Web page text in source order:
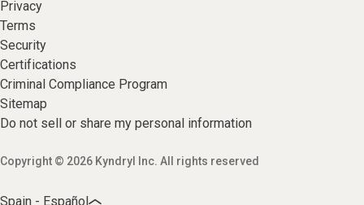
Privacy
Terms
Security
Certifications
Criminal Compliance Program
Sitemap
Do not sell or share my personal information
Copyright © 2026 Kyndryl Inc. All rights reserved
Spain - Español